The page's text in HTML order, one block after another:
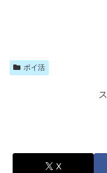
ポイ活
X